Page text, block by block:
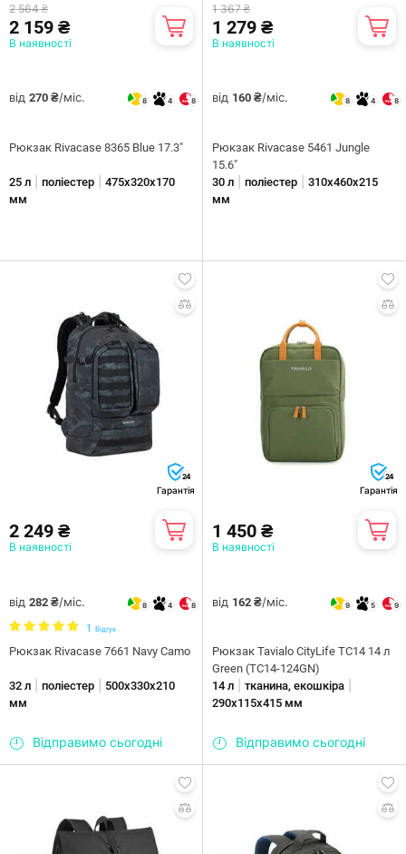
2 564 ₴
2 159 ₴
В наявності
від 270 ₴/міс. 8 4 8
Рюкзак Rivacase 8365 Blue 17.3"
25 л поліестер
475х320х170
мм
1 367 ₴
1 279 ₴
В наявності
від 160 ₴/міс. 8 4 8
Рюкзак Rivacase 5461 Jungle
15.6"
30 л
поліестер
310х460х215
мм
24
Гарантія
2 249 ₴
В наявності
від 282 ₴/міс. 8 4 8
1 Відгук
Рюкзак Rivacase 7661 Navy Camo
32 л поліестер
500х330х210
мм
Відправимо сьогодні
24
Гарантія
1 450 ₴
В наявності
від 162 ₴/міс. 9 5 9
Рюкзак Tavialo CityLife TC14 14 л
Green (TC14-124GN)
14 л
тканина, екошкіра
290х115х415 мм
Відправимо сьогодні